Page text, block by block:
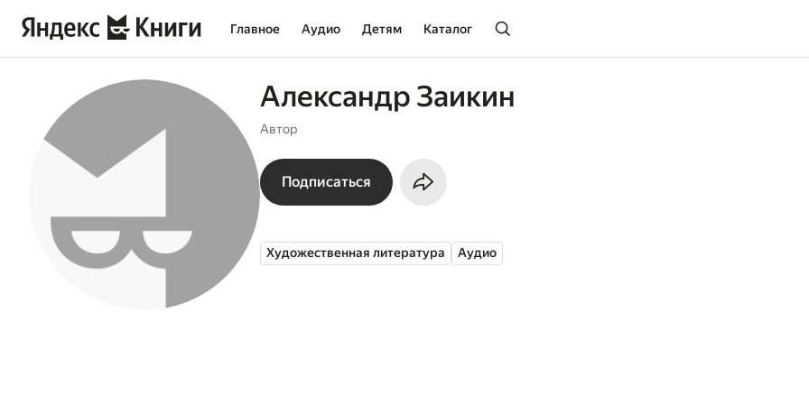
Главное Аудио Детям Каталог
Александр Заикин
Автор
Подписаться
Художественная литература Аудио